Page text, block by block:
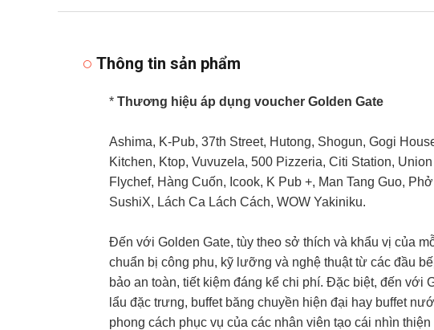
Thông tin sản phẩm
*Thương hiệu áp dụng voucher Golden Gate
Ashima, K-Pub, 37th Street, Hutong, Shogun, Gogi
Kitchen, Ktop, Vuvuzela, 500 Pizzeria, Citi Station,
Flychef, Hàng Cuốn, Icook, K Pub +, Man Tang Guo,
SushiX, Lách Ca Lách Cách, WOW Yakiniku.
Đến với Golden Gate, tùy theo sở thích và khẩu vị của
chuẩn bị công phu, kỹ lưỡng và nghệ thuật từ các đầu
bảo an toàn, tiết kiệm đáng kể chi phí. Đặc biệt, đến
lẩu đặc trưng, buffet băng chuyền hiện đại hay buffet
phong cách phục vụ của các nhân viên tạo cái nhìn